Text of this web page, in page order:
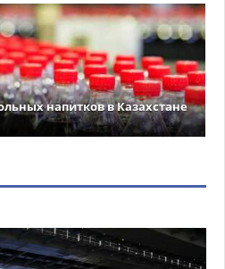
напитков в Казахстане